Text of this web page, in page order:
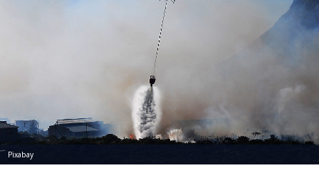
Pixabay